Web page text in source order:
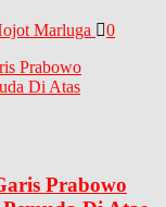
Marluga 0
Prabowo